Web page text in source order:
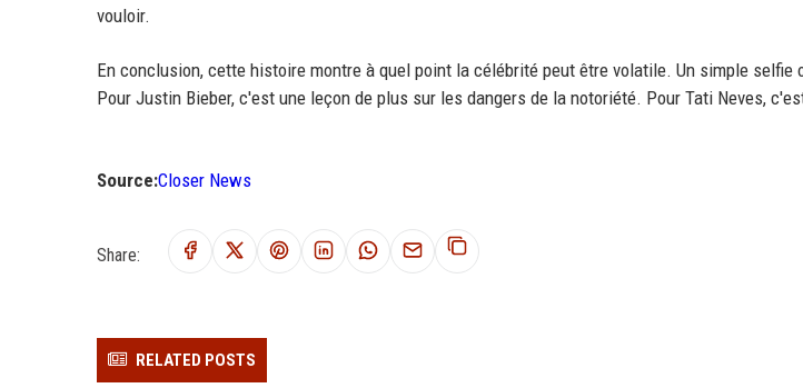
vouloir.
En conclusion, cette histoire montre à quel point la célébrité peut être volatile. Un simple selfie
Pour Justin Bieber, c'est une leçon de plus sur les dangers de la notoriété. Pour Tati Neves,
Source:Closer News
Share:
RELATED POSTS